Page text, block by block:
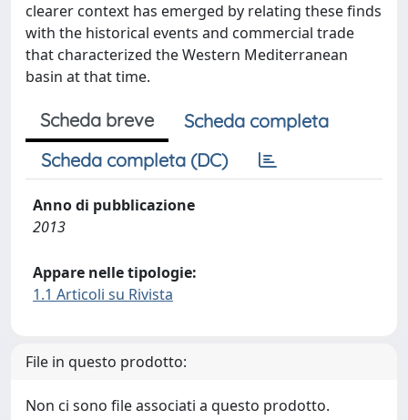
clearer context has emerged by relating these finds
with the historical events and commercial trade
that characterized the Western Mediterranean
basin at that time.
Scheda breve
Scheda completa
Scheda completa (DC)
Anno di pubblicazione
2013
Appare nelle tipologie:
1.1 Articoli su Rivista
File in questo prodotto:
Non ci sono file associati a questo prodotto.